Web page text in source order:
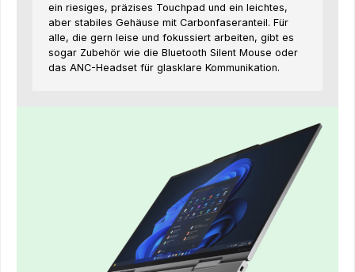
ein riesiges, präzises Touchpad und ein leichtes,
aber stabiles Gehäuse mit Carbonfaseranteil. Für
alle, die gern leise und fokussiert arbeiten, gibt es
sogar Zubehör wie die Bluetooth Silent Mouse oder
das ANC-Headset für glasklare Kommunikation.